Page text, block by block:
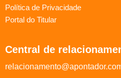
Política de Privacidade
Portal do Titular
Central de